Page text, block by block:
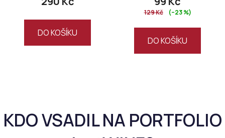
DO KOŠÍKU
129 Kč (–23 %)
DO KOŠÍKU